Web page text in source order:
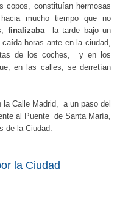
copos, constituían hermosas
mucho tiempo que no
finalizaba
la tarde bajo un
caída horas ante en la ciudad,
de los coches, y en los
en las calles, se derretían
la Calle Madrid, a un paso del
al Puente de Santa María,
de la Ciudad.
la Ciudad